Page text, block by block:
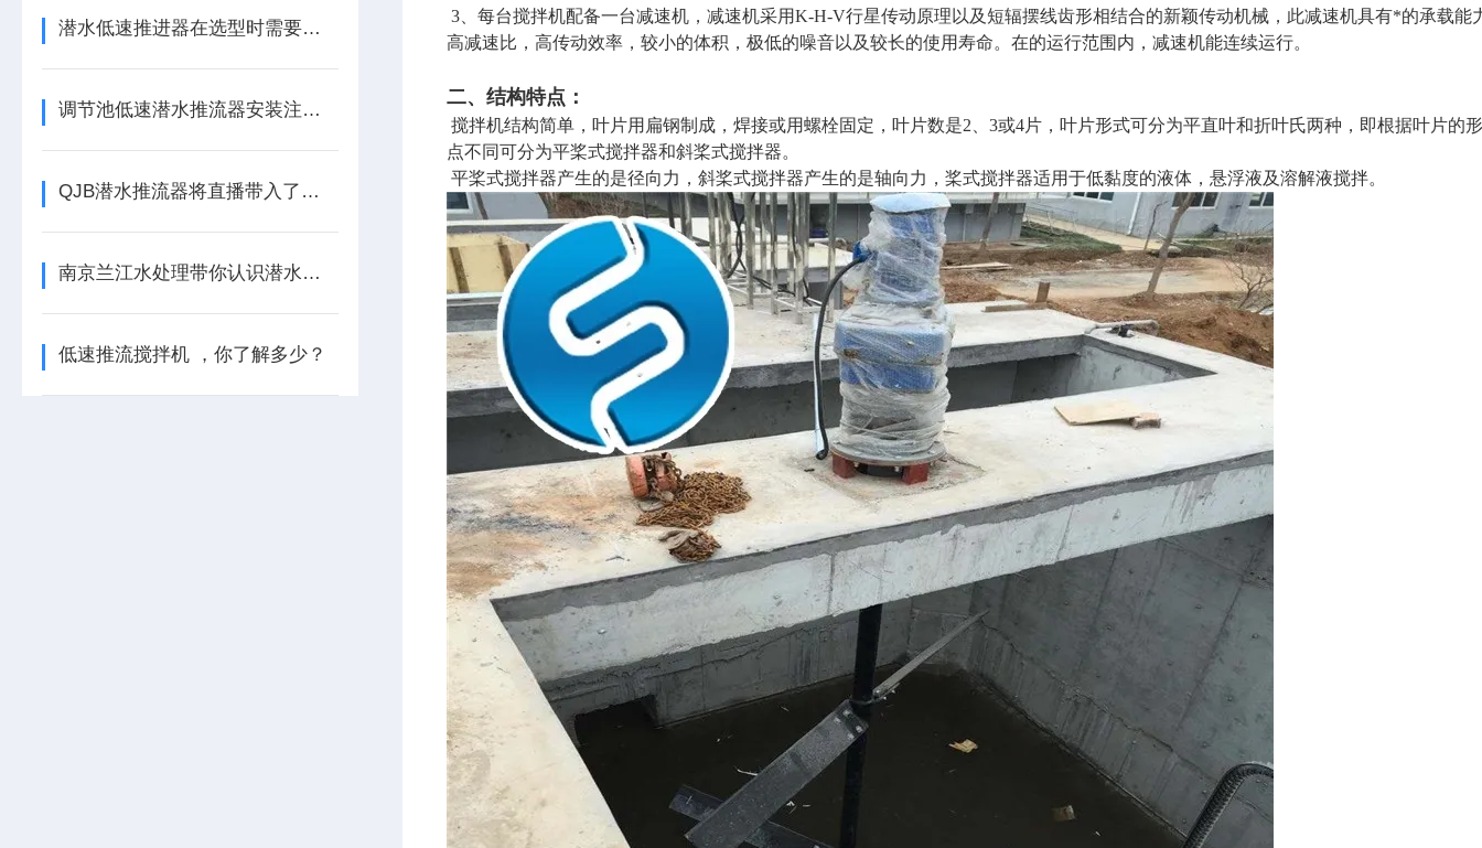
潜水低速推进器在选型时需要注意些什么？
调节池低速潜水推流器安装注意事项
QJB潜水推流器将直播带入了水下世界
南京兰江水处理带你认识潜水推流器​
低速推流搅拌机 ，你了解多少？
3、每台搅拌机配备一台减速机，减速机采用K-H-V行星传动原理以及短辐摆线齿形相结合的新颖传动机械，此减速机具有*的承载能
高减速比，高传动效率，较小的体积，极低的噪音以及较长的使用寿命。在的运行范围内，减速机能连续运行。
二、 结构特点：
搅拌机结构简单，叶片用扁钢制成，焊接或用螺栓固定，叶片数是2、3或4片，叶片形式可分为平直叶和折叶氏两种，即根据叶片的
点不同可分为平桨式搅拌器和斜桨式搅拌器。
平桨式搅拌器产生的是径向力，斜桨式搅拌器产生的是轴向力，桨式搅拌器适用于低黏度的液体，悬浮液及溶解液搅拌。